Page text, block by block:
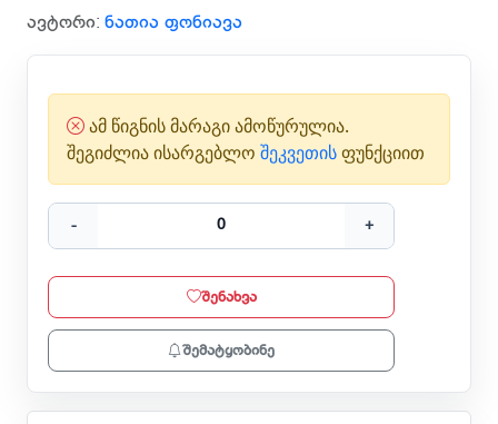
ავტორი: ნათია ფონიავა
ამ წიგნის მარაგი ამოწურულია.
შეგიძლია ისარგებლო შეკვეთისფუნქციით
- +
შენახვა
შემატყობინე